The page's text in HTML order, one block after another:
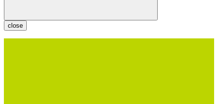
close